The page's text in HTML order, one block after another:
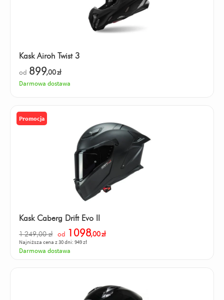
Kask Airoh Twist 3
od 899,00zł
Darmowa dostawa
Promocja
Kask Caberg Drift Evo II
1 249,00 zł od 1098,00zł
Najniższa cena z 30 dni: 949 zł
Darmowa dostawa